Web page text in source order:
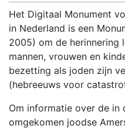
Het Digitaal Monument
in Nederland is een
2005) om de herinnering
mannen, vrouwen en
bezetting als joden zijn
(hebreeuws voor
Om informatie over de in
omgekomen joodse